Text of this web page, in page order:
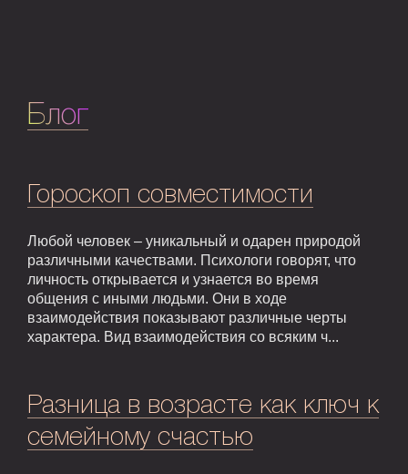
Блог
Гороскоп совместимости
Любой человек – уникальный и одарен природой
различными качествами. Психологи говорят, что
личность открывается и узнается во время
общения с иными людьми. Они в ходе
взаимодействия показывают различные черты
характера. Вид взаимодействия со всяким ч...
Разница в возрасте как ключ к
семейному счастью